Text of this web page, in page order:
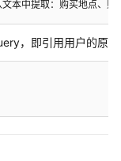
本中提取：购买地点、
，即引用用户的原